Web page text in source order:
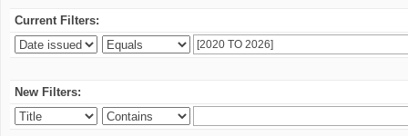
Current Filters:
New Filters: